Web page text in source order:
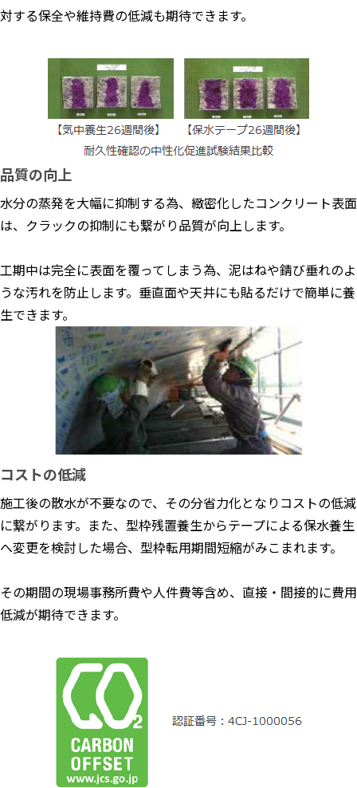
対する保全や維持費の低減も期待できます。
品質の向上
水分の蒸発を大幅に抑制する為、緻密化したコンクリート表面
は、クラックの抑制にも繋がり品質が向上します。
工期中は完全に表面を覆ってしまう為、泥はねや錆び垂れのよ
うな汚れを防止します。垂直面や天井にも貼るだけで簡単に養
生できます。
コストの低減
施工後の散水が不要なので、その分省力化となりコストの低減
に繋がります。また、型枠残置養生からテープによる保水養生
へ変更を検討した場合、型枠転用期間短縮がみこまれます。
その期間の現場事務所費や人件費等含め、直接・間接的に費用
低減が期待できます。